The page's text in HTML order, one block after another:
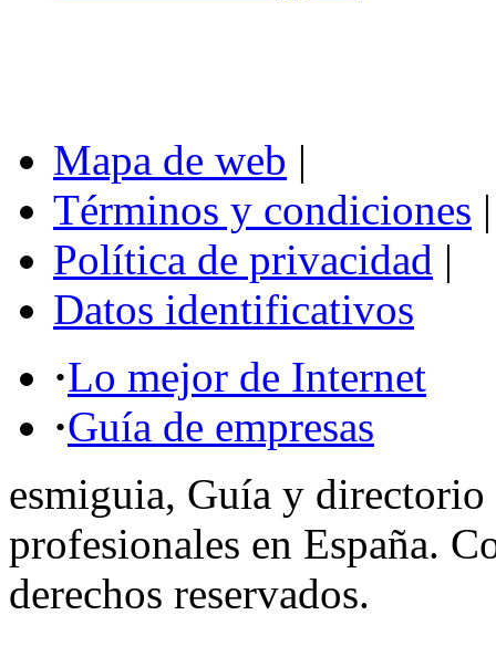
Mapa de web |
Términos y condiciones |
Política de privacidad |
Datos identificativos
·Lo mejor de Internet
·Guía de empresas
esmiguia, Guía y directorio
profesionales en España.
derechos reservados.